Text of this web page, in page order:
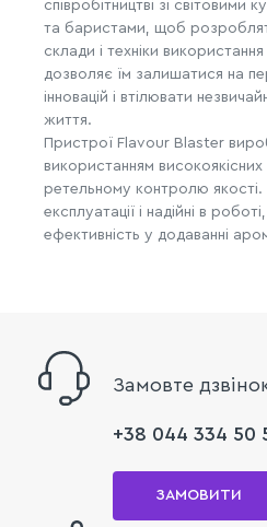
співробітництві зі світовими
та баристами, щоб
склади і техніки
дозволяє їм залишатися на
інновацій і втілювати
життя.
Пристрої Flavour Blaster
використанням високоякісних
ретельному контролю якості.
експлуатації і надійні в
ефективність у додаванні
Замовте
+38 044 334 50
ЗАМОВИТИ